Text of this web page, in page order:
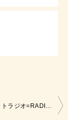
=インターネットラジオ=RADIO-A-GO！GO！